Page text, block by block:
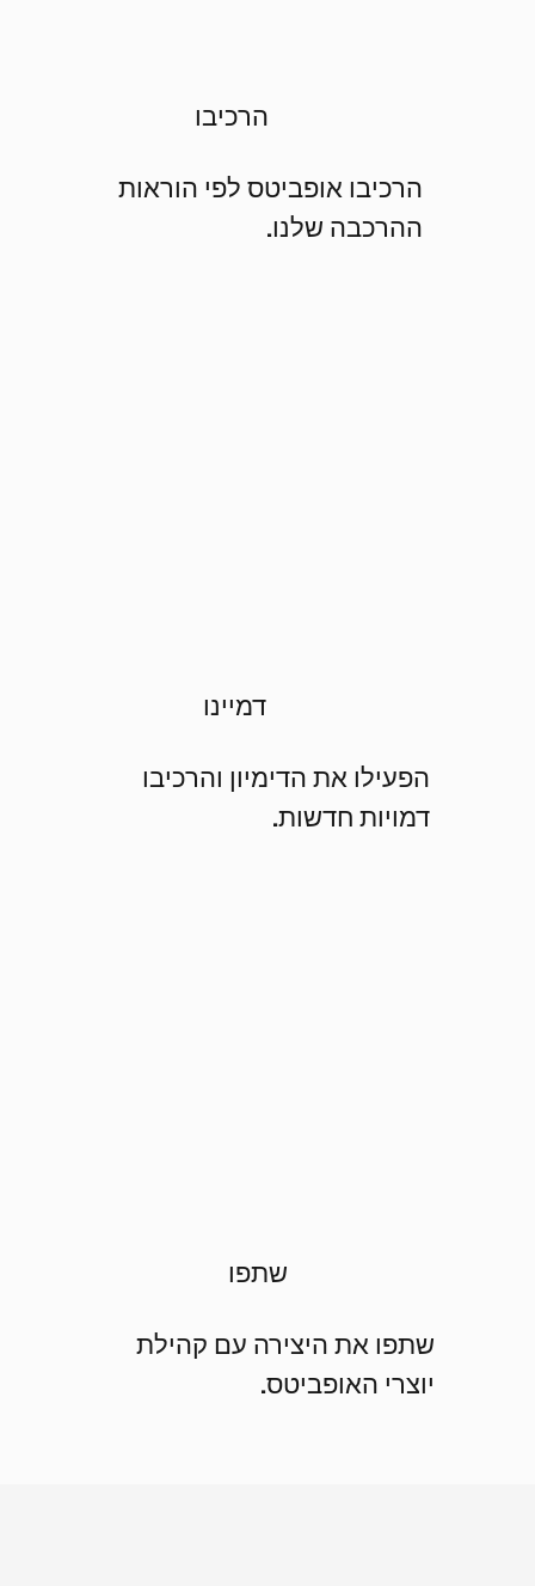
שתפו את היצירה עם קהילת
יוצרי האופביטס.
שתפו
דמיינו
הפעילו את הדימיון והרכיבו
דמויות חדשות.
הרכיבו
הרכיבו אופביטס לפי הוראות
ההרכבה שלנו.